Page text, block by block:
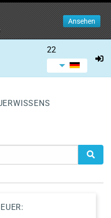
Ansehen
22